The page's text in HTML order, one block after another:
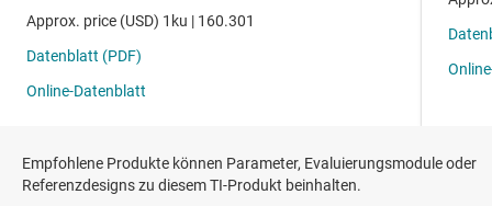
Empfohlene Produkte können Parameter, Evaluierungsmodule oder
Referenzdesigns zu diesem TI-Produkt beinhalten.